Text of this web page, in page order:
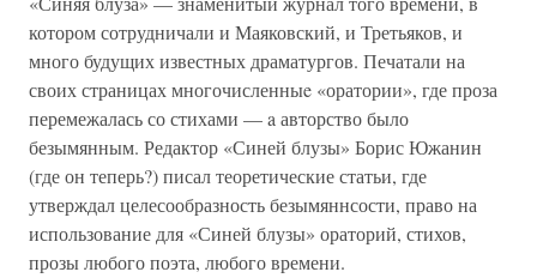
котором сотрудничали и Маяковский, и Третьяков, и
много будущих известных драматургов. Печатали на
своих страницах многочисленныe «оратории», где проза
перемежалась со стихами — a авторство было
безымянным. Редактор «Синей блузы» Борис Южанин
(где он теперь?) писал теоретические статьи, где
утверждал целесообразность безымяннсости, право на
использование для «Синей блузы» ораторий, стихов,
прозы любого поэта, любого времени.